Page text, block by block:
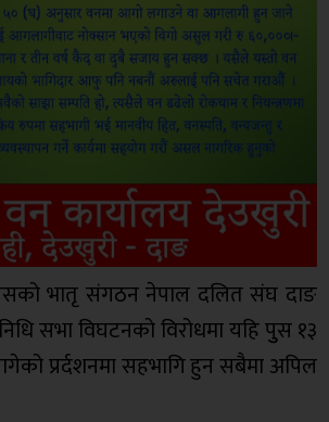
भातृ संगठन नेपाल दलित संघ दाङ
सभा विघटनको विरोधमा यहि पुुस १३
प्रर्दशनमा सहभागि हुन सबैमा अपिल